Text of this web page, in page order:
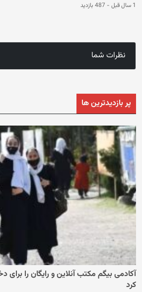
1 سال قبل - 487 بازدید
نظرات شما
پر بازدیدترین ها
آکادمی بیگم مکتب آنلاین و رایگان را برای
کرد